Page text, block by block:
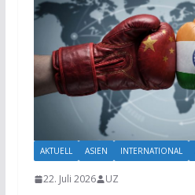
AKTUELL ASIEN INTERNATIONAL
22. Juli 2026 UZ